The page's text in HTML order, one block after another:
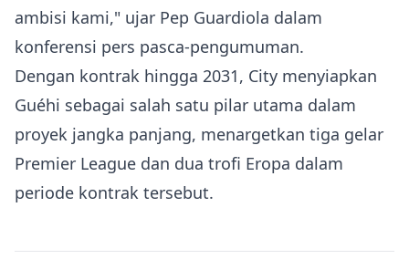
ambisi kami," ujar Pep Guardiola dalam
konferensi pers pasca‑pengumuman.
Dengan kontrak hingga 2031, City menyiapkan
Guéhi sebagai salah satu pilar utama dalam
proyek jangka panjang, menargetkan tiga gelar
Premier League dan dua trofi Eropa dalam
periode kontrak tersebut.